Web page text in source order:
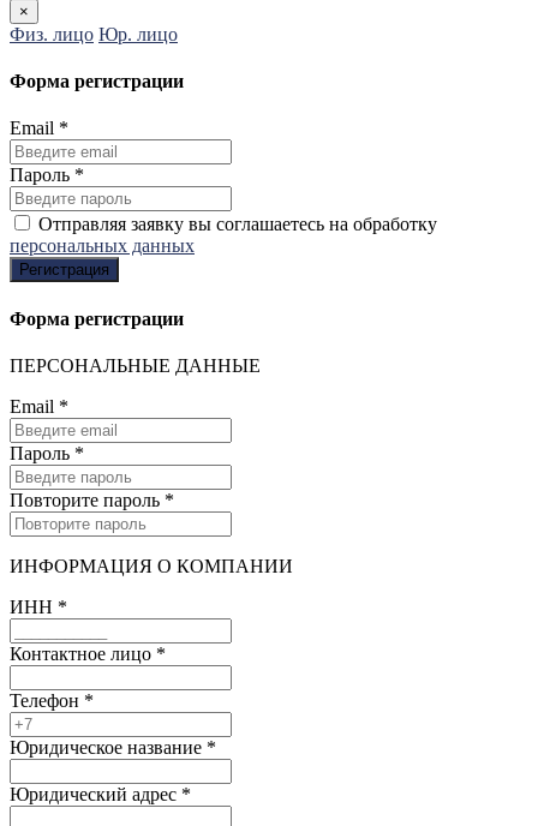
×
Физ. лицо Юр. лицо
Форма регистрации
Email *
Пароль *
Отправляя заявку вы соглашаетесь на обработку
персональных данных
Регистрация
Форма регистрации
ПЕРСОНАЛЬНЫЕ ДАННЫЕ
Email *
Пароль *
Повторите пароль *
ИНФОРМАЦИЯ О КОМПАНИИ
ИНН *
Контактное лицо *
Телефон *
Юридическое название *
Юридический адрес *